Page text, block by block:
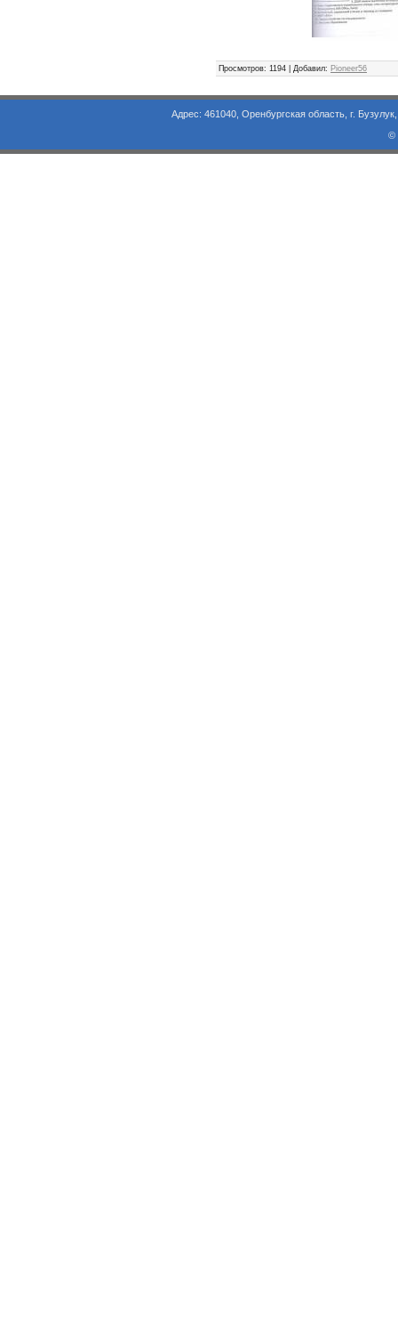
Просмотров: 1194 | Добавил: Pioneer56
Адрес: 461040, Оренбургская область, г. Бузулук, ул.
©